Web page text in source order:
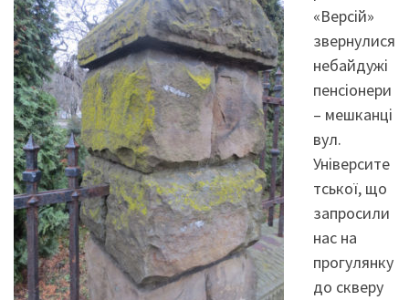
«Версій»
звернулися
небайдужі
пенсіонери
– мешканці
вул.
Університе
тської, що
запросили
нас на
прогулянку
до скверу